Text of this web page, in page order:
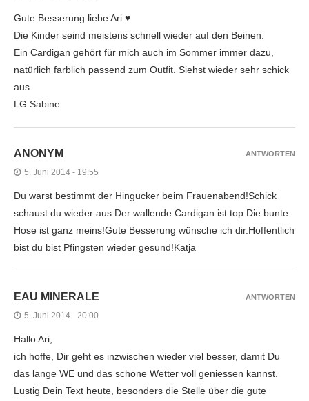
Gute Besserung liebe Ari ♥
Die Kinder seind meistens schnell wieder auf den Beinen.
Ein Cardigan gehört für mich auch im Sommer immer dazu,
natürlich farblich passend zum Outfit. Siehst wieder sehr schick
aus.
LG Sabine
ANONYM
5. Juni 2014 - 19:55
Du warst bestimmt der Hingucker beim Frauenabend!Schick
schaust du wieder aus.Der wallende Cardigan ist top.Die bunte
Hose ist ganz meins!Gute Besserung wünsche ich dir.Hoffentlich
bist du bist Pfingsten wieder gesund!Katja
ANTWORTEN
EAU MINERALE
5. Juni 2014 - 20:00
Hallo Ari,
ich hoffe, Dir geht es inzwischen wieder viel besser, damit Du
das lange WE und das schöne Wetter voll geniessen kannst.
Lustig Dein Text heute, besonders die Stelle über die gute
ANTWORTEN